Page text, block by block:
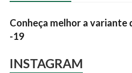
Conheça melhor a variante
-19
INSTAGRAM